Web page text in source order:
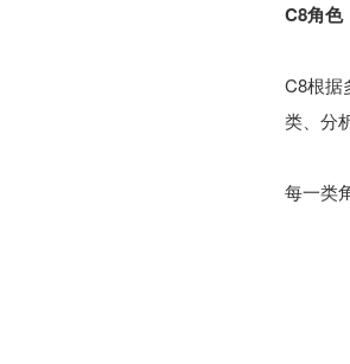
C8角色
C8根据
类、分
每一类